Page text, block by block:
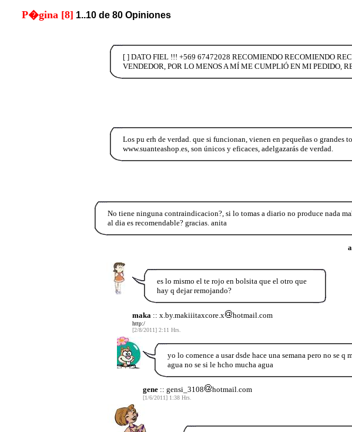
P�gina [8] 1..10 de 80 Opiniones
[ ] DATO FIEL !!! +569 67472028 RECOMIENDO RECOMIENDO
VENDEDOR, POR LO MENOS A MÍ ME CUMPLIÓ EN MI PEDIDO,
Los pu erh de verdad. que si funcionan, vienen en pequeñas o grandes
www.suanteashop.es, son únicos y eficaces, adelgazarás de verdad.
No tiene ninguna contraindicacion?, si lo tomas a diario no produce nada
al dia es recomendable? gracias. anita
es lo mismo el te rojo en bolsita que el otro que
hay q dejar remojando?
maka :: x.by.makiiitaxcore.x hotmail.com
http:/
[2/8/2011] 2:11 Hrs.
yo lo comence a usar dsde hace una semana pero no se q
agua no se si le hcho mucha agua
gene:: gensi_3108 hotmail.com
[1/6/2011] 1:38 Hrs.